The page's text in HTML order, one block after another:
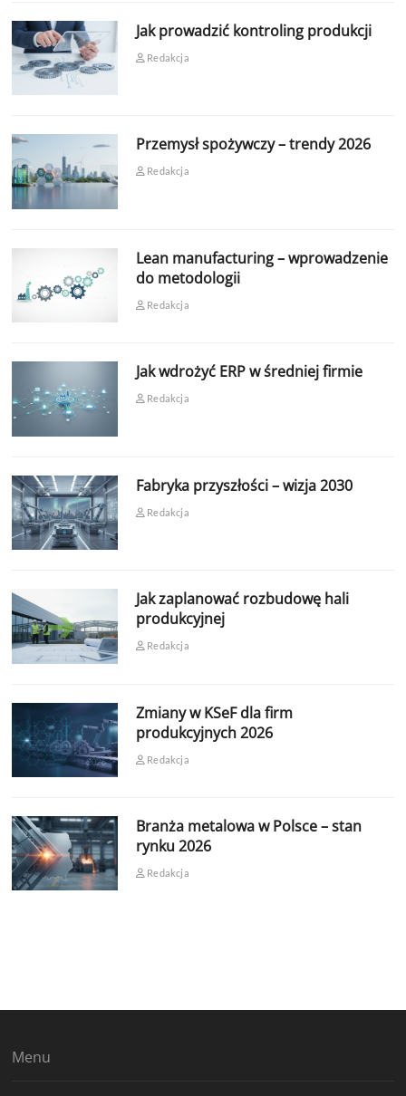
Jak prowadzić kontroling produkcji
Redakcja
Przemysł spożywczy – trendy 2026
Redakcja
Lean manufacturing – wprowadzenie
do metodologii
Redakcja
Jak wdrożyć ERP w średniej firmie
Redakcja
Fabryka przyszłości – wizja 2030
Redakcja
Jak zaplanować rozbudowę hali
produkcyjnej
Redakcja
Zmiany w KSeF dla firm
produkcyjnych 2026
Redakcja
Branża metalowa w Polsce – stan
rynku 2026
Redakcja
Menu